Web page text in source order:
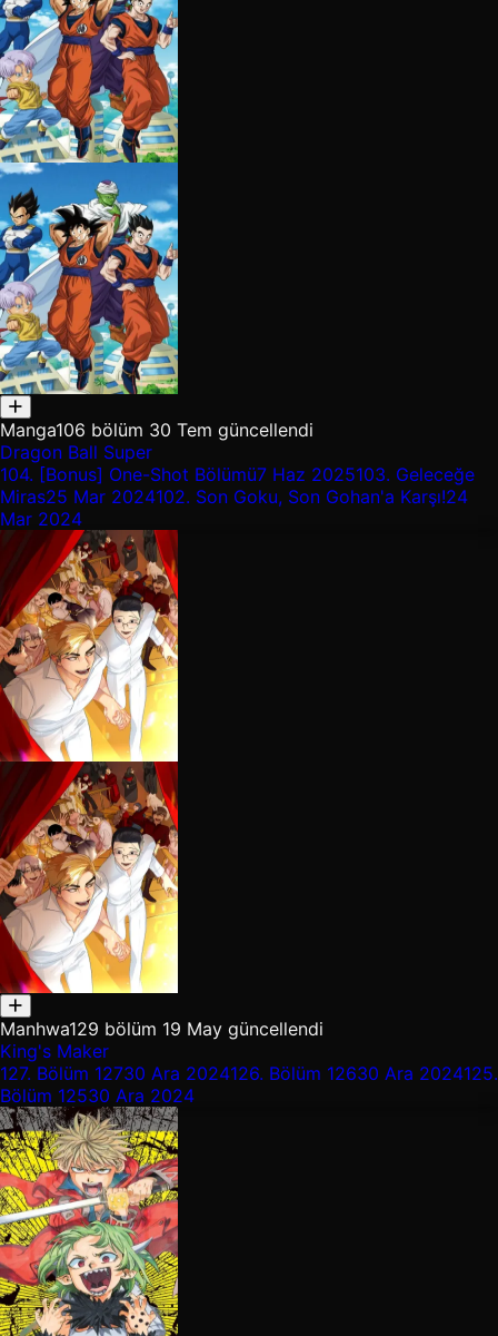
Manga106 bölüm 30 Tem güncellendi
Dragon Ball Super
104. [Bonus] One-Shot Bölümü7 Haz 2025103. Geleceğe
Miras25 Mar 2024102. Son Goku, Son Gohan'a Karşı!24
Mar 2024
Manhwa129 bölüm 19 May güncellendi
King's Maker
127. Bölüm 12730 Ara 2024126. Bölüm 12630 Ara 2024125.
Bölüm 12530 Ara 2024